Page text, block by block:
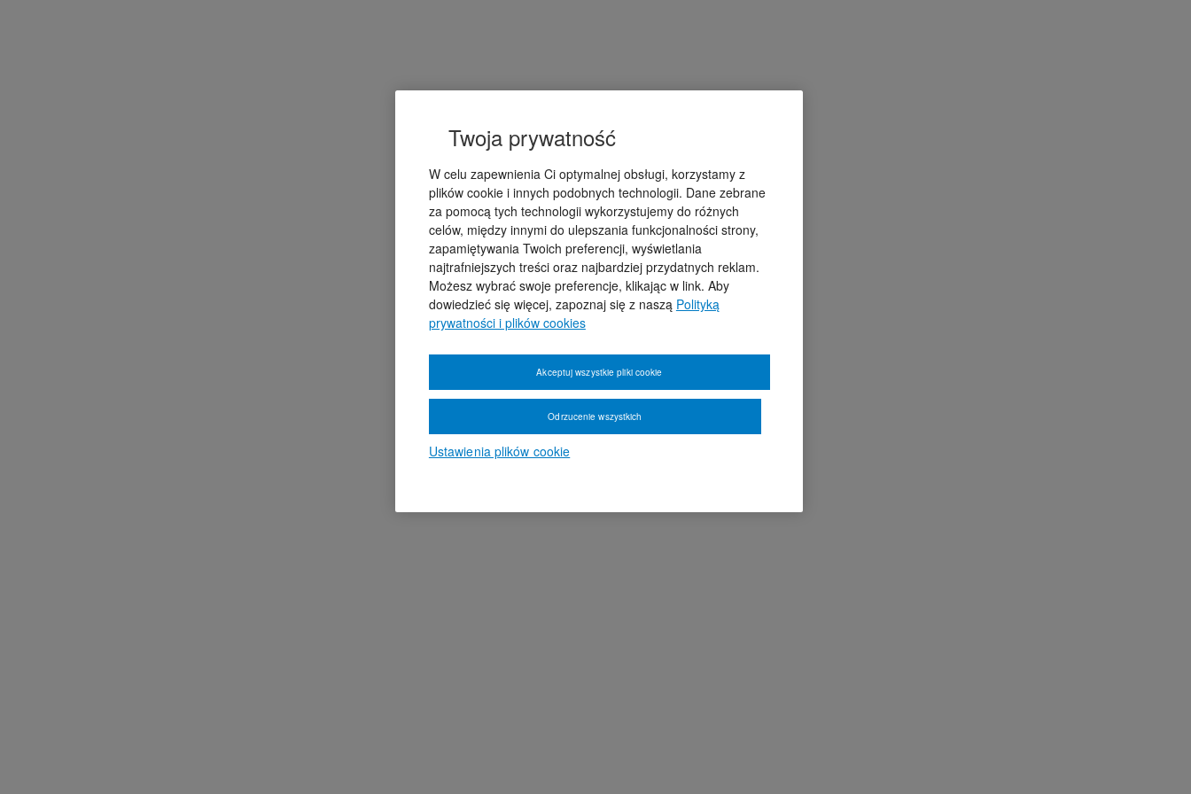
Twoja prywatność
W celu zapewnienia Ci optymalnej obsługi, korzystamy z
plików cookie i innych podobnych technologii. Dane zebrane
za pomocą tych technologii wykorzystujemy do różnych
celów, między innymi do ulepszania funkcjonalności strony,
zapamiętywania Twoich preferencji, wyświetlania
najtrafniejszych treści oraz najbardziej przydatnych reklam.
Możesz wybrać swoje preferencje, klikając w link. Aby
dowiedzieć się więcej, zapoznaj się z naszą Polityką
prywatności i plików cookies
Ustawienia plików cookie
Odrzucenie wszystkich
Akceptuj wszystkie pliki cookie